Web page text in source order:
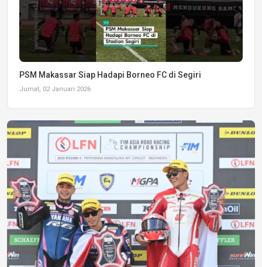
PSM Makassar Siap Hadapi Borneo FC di Segiri
Jumat, 02 Januari 2026